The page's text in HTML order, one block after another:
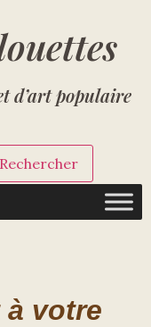
d’art populaire
à votre